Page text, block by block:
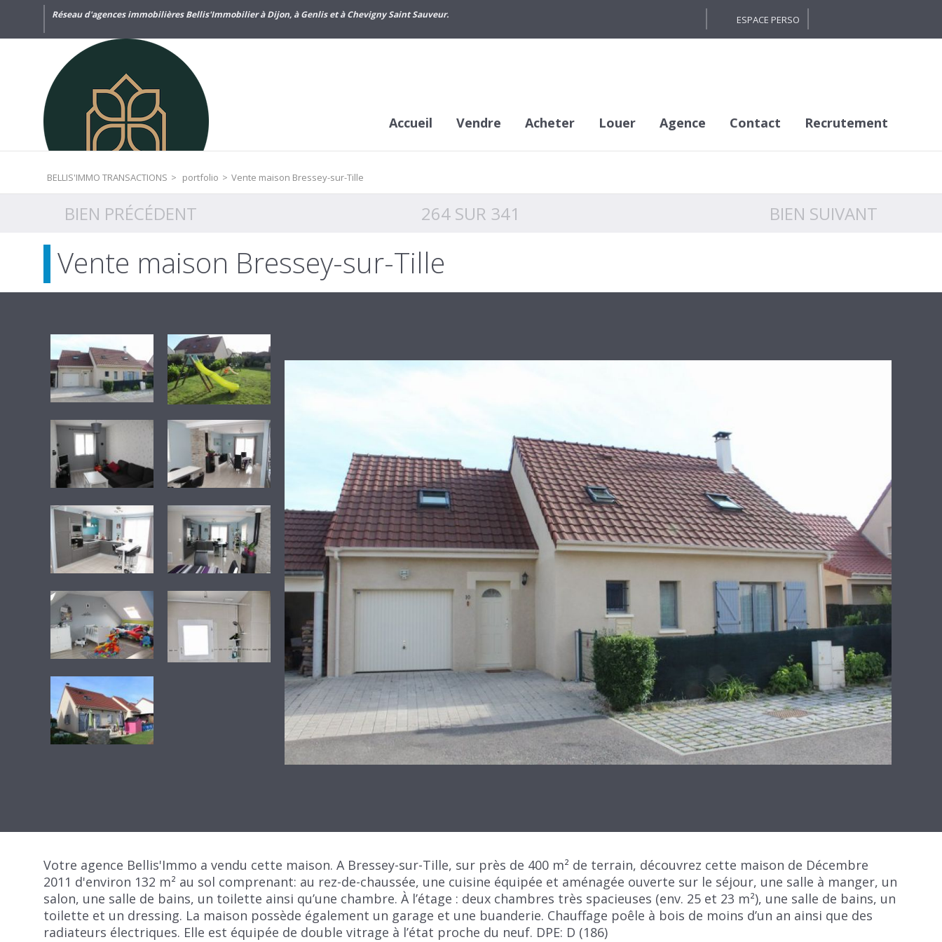
Réseau d'agences immobilières Bellis'Immobilier à Dijon, à Genlis et à Chevigny Saint Sauveur. ESPACE PERSO
Accueil Vendre Acheter Louer Agence Contact Recrutement
BELLIS'IMMO TRANSACTIONS > portfolio > Vente maison Bressey-sur-Tille
BIEN PRÉCÉDENT 264 SUR 341 BIEN SUIVANT
Vente maison Bressey-sur-Tille
Votre agence Bellis'Immo a vendu cette maison. A Bressey-sur-Tille, sur près de 400 m² de terrain, découvrez cette maison de Décembre
2011 d'environ 132 m² au sol comprenant: au rez-de-chaussée, une cuisine équipée et aménagée ouverte sur le séjour, une salle à manger, un
salon, une salle de bains, un toilette ainsi qu’une chambre. À l’étage : deux chambres très spacieuses (env. 25 et 23 m²), une salle de bains, un
toilette et un dressing. La maison possède également un garage et une buanderie. Chauffage poêle à bois de moins d’un an ainsi que des
radiateurs électriques. Elle est équipée de double vitrage à l’état proche du neuf. DPE: D (186)